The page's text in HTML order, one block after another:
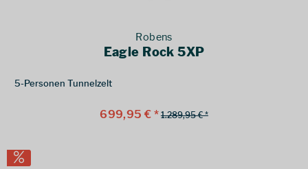
Robens
Eagle Rock 5XP
5-Personen Tunnelzelt
699,95 € * 1.289,95 € *